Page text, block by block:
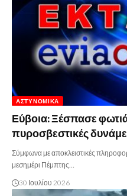
ΑΣΤΥΝΟΜΙΚΆ
Εύβοια: Ξέσπασε
πυροσβεστικές
Σύμφωνα με αποκλειστικές
μεσημέρι Πέμπτης…
30 Ιουλίου 2026